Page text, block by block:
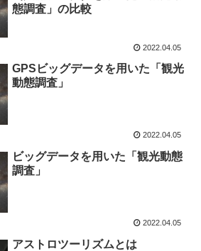
態調査」の比較
2022.04.05
GPSビッグデータを用いた「観光
動態調査」
2022.04.05
ビッグデータを用いた「観光動態
調査」
2022.04.05
アストロツーリズムとは